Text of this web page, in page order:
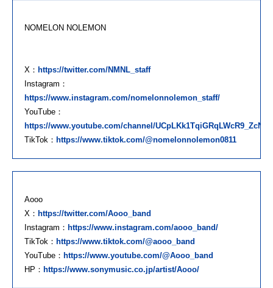
NOMELON NOLEMON
X： https://twitter.com/NMNL_staff
Instagram：
https://www.instagram.com/nomelonnolemon_staff/
YouTube：
https://www.youtube.com/channel/UCpLKk1TqiGRqLWcR9_ZcNaA
TikTok： https://www.tiktok.com/@nomelonnolemon0811
Aooo
X： https://twitter.com/Aooo_band
Instagram： https://www.instagram.com/aooo_band/
TikTok： https://www.tiktok.com/@aooo_band
YouTube： https://www.youtube.com/@Aooo_band
HP： https://www.sonymusic.co.jp/artist/Aooo/